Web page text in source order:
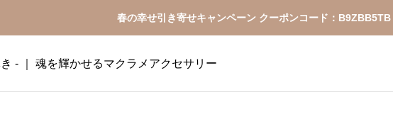
春の幸せ引き寄せキャンペーン クーポンコード：B9ZBB5TB
- ｜ 魂を輝かせるマクラメアクセサリー